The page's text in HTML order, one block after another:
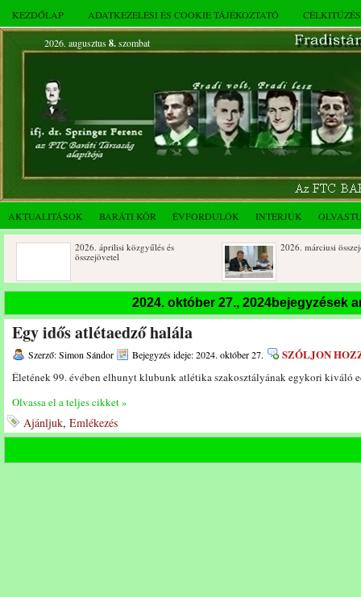
KEZDŐLAP ADATKEZELÉSI ÉS COOKIE TÁJÉKOZTATÓ
2026. augusztus 8.szombat
AKTUALITÁSOK BARÁTI KÖR ÉVFORDULÓK INTERJÚK
2026. áprilisi közgyűlés és
2026. márciusi összejövetel
Rendkívüli közgyűlés és a 2025.
Dálnoki József 90 éves
2024. október 27., 2024bejegyzések
Egy idős atlétaedző halála
Szerző: Simon Sándor Bejegyzés ideje: 2024. október 27. SZÓLJON
Életének 99. évében elhunyt klubunk atlétika szakosztályának egykori kiváló
Olvassa el a teljes cikket »
Ajánljuk, Emlékezés